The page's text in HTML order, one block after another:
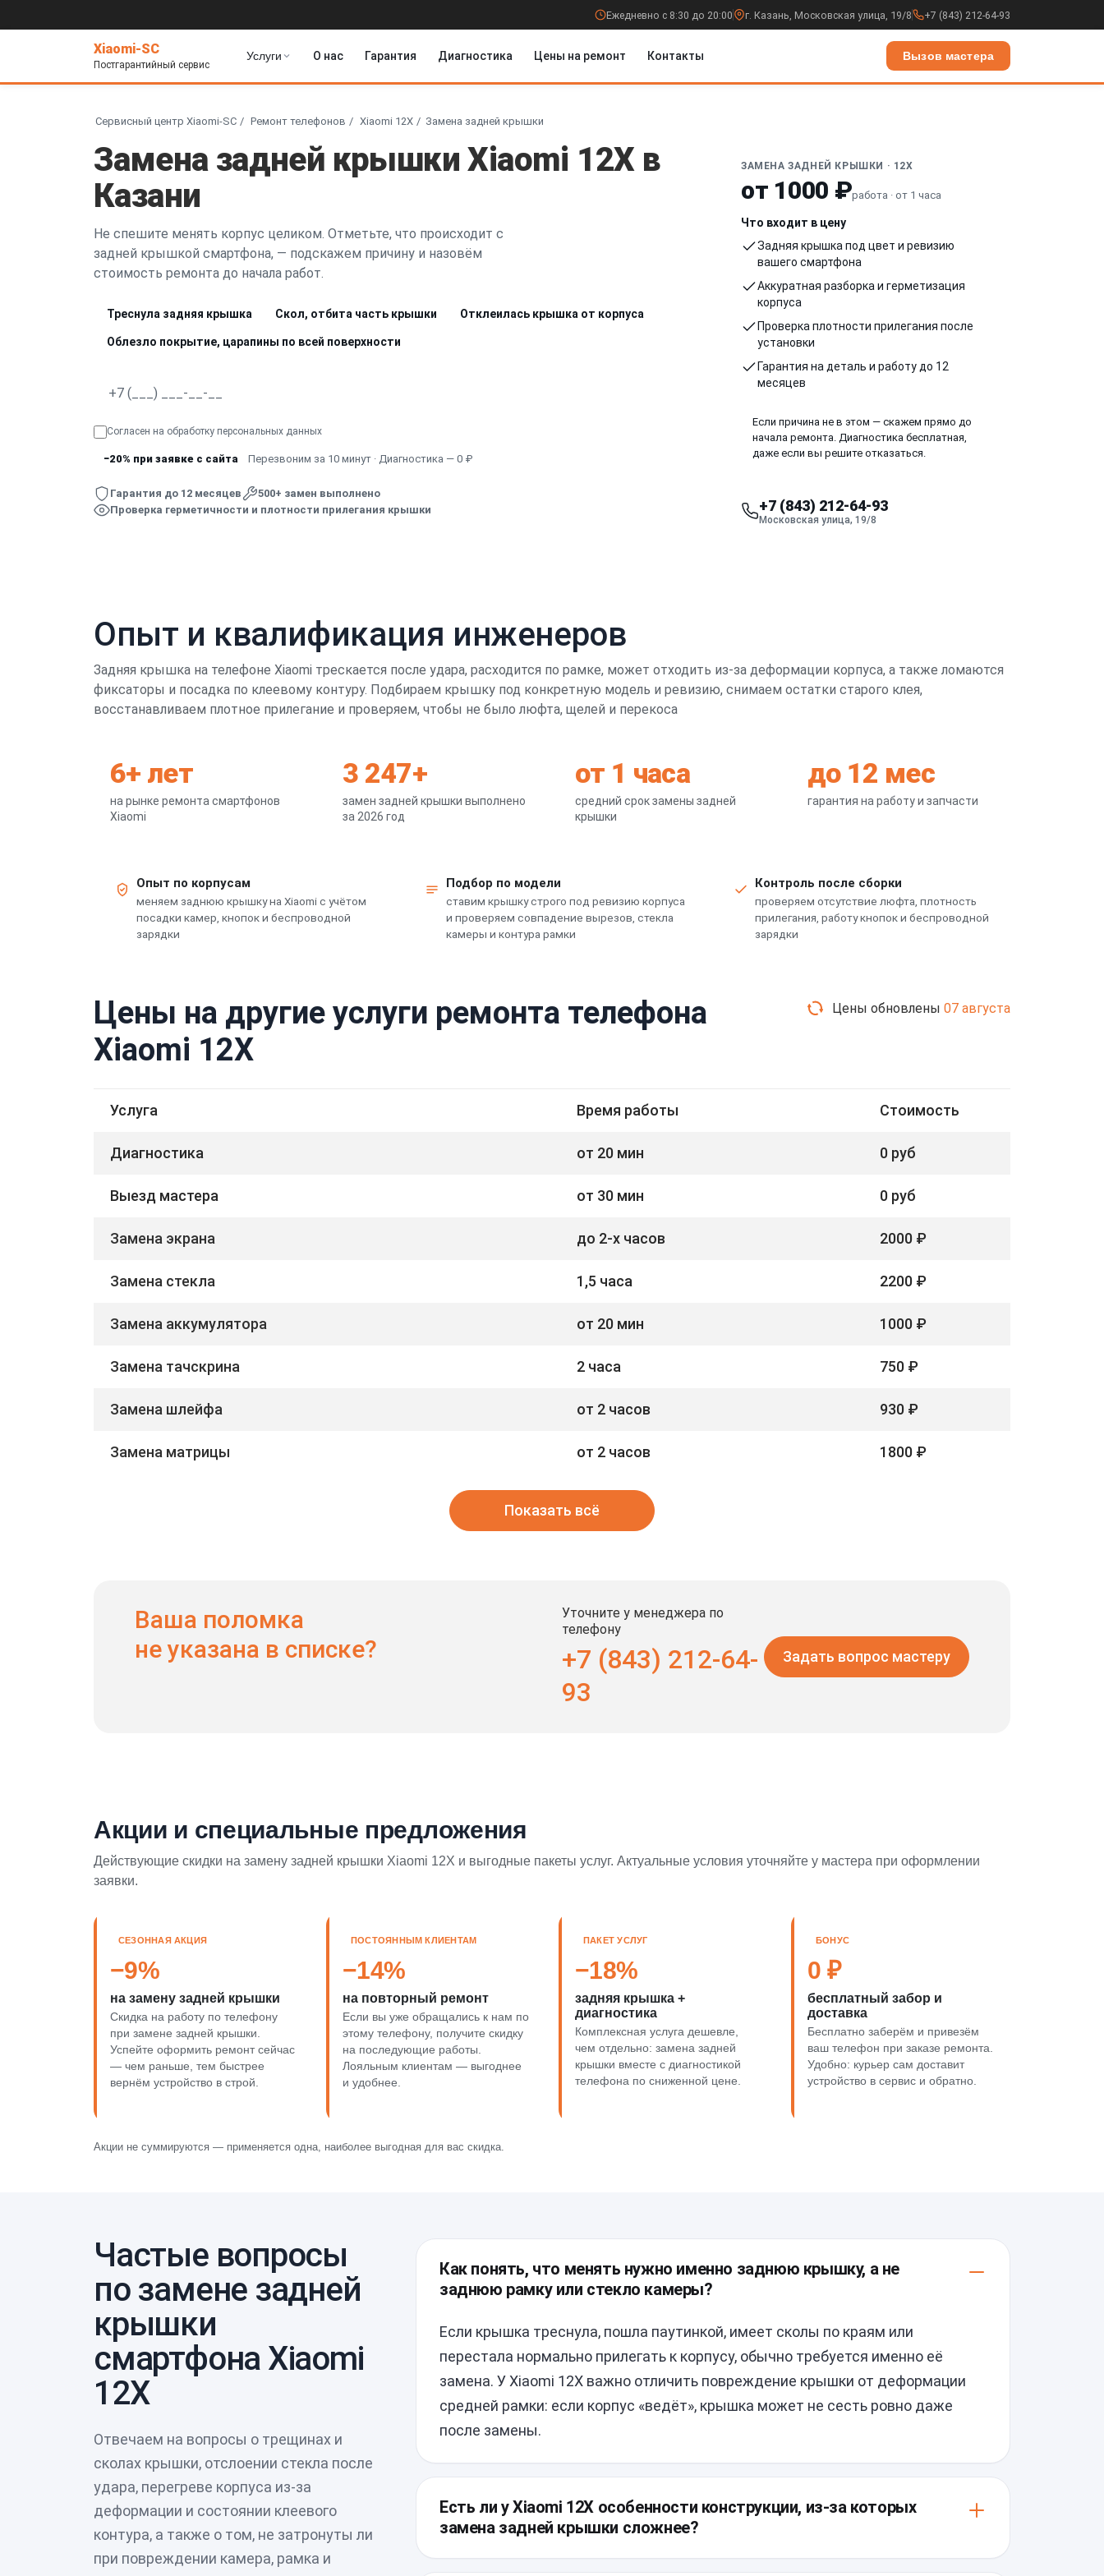
Ежедневно с 8:30 до 20:00 г. Казань, Московская улица, 19/8 +7 (843) 212-64-93
Xiaomi-SC
Постгарантийный сервис
Услуги О нас Гарантия Диагностика Цены на ремонт Контакты Вызов мастера
Сервисный центр Xiaomi-SC Ремонт телефонов Xiaomi 12X Замена задней крышки
Замена задней крышки Xiaomi 12X в
Казани
Не спешите менять корпус целиком. Отметьте, что происходит с
задней крышкой смартфона, — подскажем причину и назовём
стоимость ремонта до начала работ.
Треснула задняя крышка Скол, отбита часть крышки Отклеилась крышка от корпуса
Облезло покрытие, царапины по всей поверхности
Согласен на обработку персональных данных
−20% при заявке с сайта Перезвоним за 10 минут · Диагностика — 0 ₽
Гарантия до 12 месяцев
500+ замен выполнено
Проверка герметичности и плотности прилегания крышки
ЗАМЕНА ЗАДНЕЙ КРЫШКИ · 12X
от 1000 ₽работа · от 1 часа
Что входит в цену
Задняя крышка под цвет и ревизию
вашего смартфона
Аккуратная разборка и герметизация
корпуса
Проверка плотности прилегания после
установки
Гарантия на деталь и работу до 12
месяцев
Если причина не в этом — скажем прямо до
начала ремонта. Диагностика бесплатная,
даже если вы решите отказаться.
+7 (843) 212-64-93
Московская улица, 19/8
Опыт и квалификация инженеров
Задняя крышка на телефоне Xiaomi трескается после удара, расходится по рамке, может отходить из-за деформации корпуса, а также ломаются
фиксаторы и посадка по клеевому контуру. Подбираем крышку под конкретную модель и ревизию, снимаем остатки старого клея,
восстанавливаем плотное прилегание и проверяем, чтобы не было люфта, щелей и перекоса
6+ лет
на рынке ремонта смартфонов
Xiaomi
3 247+
замен задней крышки выполнено
за 2026 год
от 1 часа
средний срок замены задней
крышки
до 12 мес
гарантия на работу и запчасти
Опыт по корпусам
меняем заднюю крышку на Xiaomi с учётом
посадки камер, кнопок и беспроводной
зарядки
Подбор по модели
ставим крышку строго под ревизию корпуса
и проверяем совпадение вырезов, стекла
камеры и контура рамки
Контроль после сборки
проверяем отсутствие люфта, плотность
прилегания, работу кнопок и беспроводной
зарядки
Цены на другие услуги ремонта телефона
Xiaomi 12X
Цены обновлены 07 августа
Услуга Время работы Стоимость
Диагностика от 20 мин 0 руб
Выезд мастера от 30 мин 0 руб
Замена экрана до 2-х часов 2000 ₽
Замена стекла 1,5 часа 2200 ₽
Замена аккумулятора от 20 мин 1000 ₽
Замена тачскрина 2 часа 750 ₽
Замена шлейфа от 2 часов 930 ₽
Замена матрицы от 2 часов 1800 ₽
Показать всё
Ваша поломка
не указана в списке?
Уточните у менеджера по
телефону
+7 (843) 212-64-
93
Задать вопрос мастеру
Акции и специальные предложения
Действующие скидки на замену задней крышки Xiaomi 12X и выгодные пакеты услуг. Актуальные условия уточняйте у мастера при оформлении
заявки.
СЕЗОННАЯ АКЦИЯ
−9%
на замену задней крышки
Скидка на работу по телефону
при замене задней крышки.
Успейте оформить ремонт сейчас
— чем раньше, тем быстрее
вернём устройство в строй.
ПОСТОЯННЫМ КЛИЕНТАМ
−14%
на повторный ремонт
Если вы уже обращались к нам по
этому телефону, получите скидку
на последующие работы.
Лояльным клиентам — выгоднее
и удобнее.
ПАКЕТ УСЛУГ
−18%
задняя крышка +
диагностика
Комплексная услуга дешевле,
чем отдельно: замена задней
крышки вместе с диагностикой
телефона по сниженной цене.
БОНУС
0 ₽
бесплатный забор и
доставка
Бесплатно заберём и привезём
ваш телефон при заказе ремонта.
Удобно: курьер сам доставит
устройство в сервис и обратно.
Акции не суммируются — применяется одна, наиболее выгодная для вас скидка.
Частые вопросы
по замене задней
крышки
смартфона Xiaomi
12X
Отвечаем на вопросы о трещинах и
сколах крышки, отслоении стекла после
удара, перегреве корпуса из-за
деформации и состоянии клеевого
контура, а также о том, не затронуты ли
при повреждении камера, рамка и
Как понять, что менять нужно именно заднюю крышку, а не
заднюю рамку или стекло камеры?
Если крышка треснула, пошла паутинкой, имеет сколы по краям или
перестала нормально прилегать к корпусу, обычно требуется именно её
замена. У Xiaomi 12X важно отличить повреждение крышки от деформации
средней рамки: если корпус «ведёт», крышка может не сесть ровно даже
после замены.
Есть ли у Xiaomi 12X особенности конструкции, из-за которых
замена задней крышки сложнее?
Да, у модели стеклянная задняя панель с плотной посадкой на клей, поэтому